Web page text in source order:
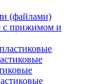
(файлами)
с прижимом и